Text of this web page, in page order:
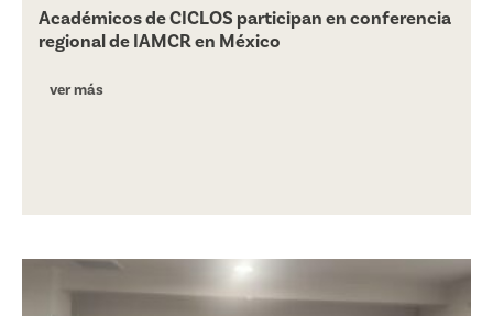
Académicos de CICLOS participan en conferencia
regional de IAMCR en México
ver más